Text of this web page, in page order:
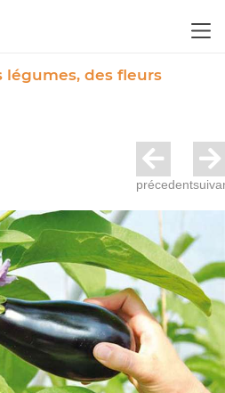
légumes, des fleurs
précedent